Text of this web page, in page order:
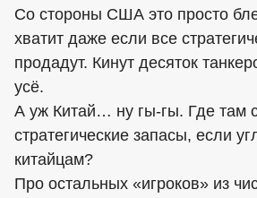
Со стороны США это просто
хватит даже если все
продадут. Кинут десяток
усё.
А уж Китай… ну гы-гы. Где там
стратегические запасы, если
китайцам?
Про остальных «игроков» из